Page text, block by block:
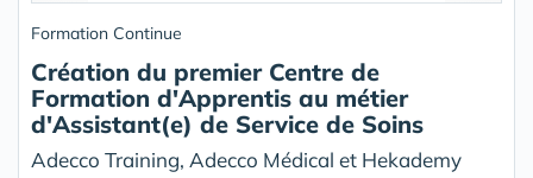
Formation Continue
Création du premier Centre de
Formation d'Apprentis au métier
d'Assistant(e) de Service de Soins
Adecco Training, Adecco Médical et Hekademy